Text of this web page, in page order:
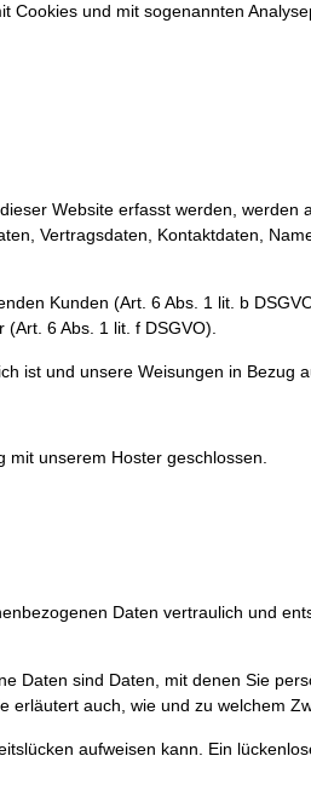
Cookies und mit sogenannten
Website erfasst werden, werden
Vertragsdaten, Kontaktdaten,
Kunden (Art. 6 Abs. 1 lit. b
6 Abs. 1 lit. f DSGVO).
ist und unsere Weisungen in Bezug
unserem Hoster geschlossen.
Daten vertraulich und
Daten sind Daten, mit denen Sie
erläutert auch, wie und zu welchem
aufweisen kann. Ein